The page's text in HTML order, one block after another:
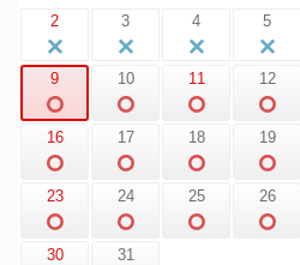
2 3 4 5
9 10 11 12
16 17 18 19
23 24 25 26
30 31